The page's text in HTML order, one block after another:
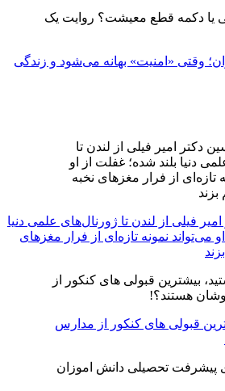
یا دکمه قطع معیشت؟ روایت یک
وقتی «امنیت» بهانه می‌شود و زندگی
فیلی از لندن تا ژورنال‌های علمی دنیا
می‌تواند نمونه تازه‌ای از فرار مغزهای
قبولی های کنکور از مدارس